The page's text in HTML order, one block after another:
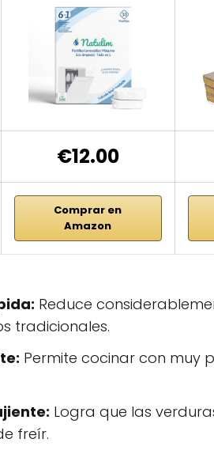
€12.00
Comprar en
Amazon
Reduce
tradicionales.
Permite cocinar con muy
Logra que las
freír.